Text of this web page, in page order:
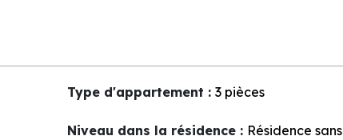
Type d'appartement : 3 pièces
Niveau dans la résidence : Résidence sans